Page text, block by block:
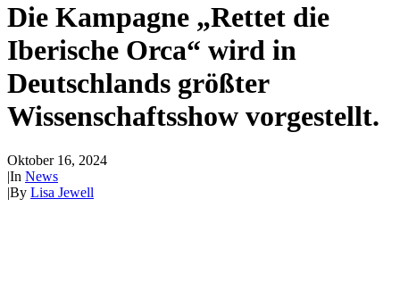
Die Kampagne „Rettet die
Iberische Orca“ wird in
Deutschlands größter
Wissenschaftsshow vorgestellt.
Oktober 16, 2024
|In News
|By Lisa Jewell